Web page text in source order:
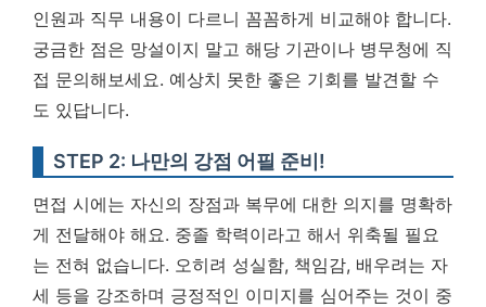
인원과 직무 내용이 다르니 꼼꼼하게 비교해야 합니다.
궁금한 점은 망설이지 말고 해당 기관이나 병무청에 직
접 문의해보세요. 예상치 못한 좋은 기회를 발견할 수
도 있답니다.
STEP 2: 나만의 강점 어필 준비!
면접 시에는 자신의 장점과 복무에 대한 의지를 명확하
게 전달해야 해요. 중졸 학력이라고 해서 위축될 필요
는 전혀 없습니다. 오히려 성실함, 책임감, 배우려는 자
세 등을 강조하며 긍정적인 이미지를 심어주는 것이 중